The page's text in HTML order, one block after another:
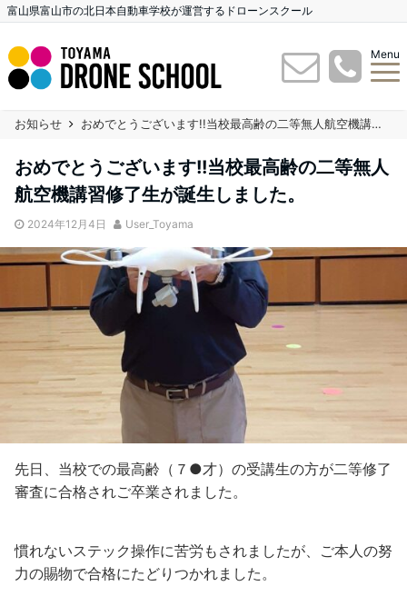
富山県富山市の北日本自動車学校が運営するドローンスクール
Menu
お知らせ おめでとうございます!!当校最高齢の二等無人航空機講習修了生が誕生しました。
おめでとうございます!!当校最高齢の二等無人
航空機講習修了生が誕生しました。
2024年12月4日 User_Toyama
先日、当校での最高齢（７●才）の受講生の方が二等修了
審査に合格されご卒業されました。
慣れないステック操作に苦労もされましたが、ご本人の努
力の賜物で合格にたどりつかれました。